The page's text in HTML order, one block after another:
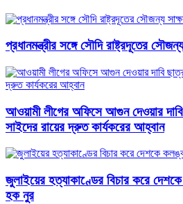
প্রধানমন্ত্রীর সঙ্গে সৌদি রাষ্ট্রদূতের
আওয়ামী লীগের অফিসে আগুন দেওয়ার
সাইদের রায়ের দ্রুত কার্যকরের আহ্বান
জুলাইয়ের হত্যাকাণ্ডের বিচার করে
হক নুর